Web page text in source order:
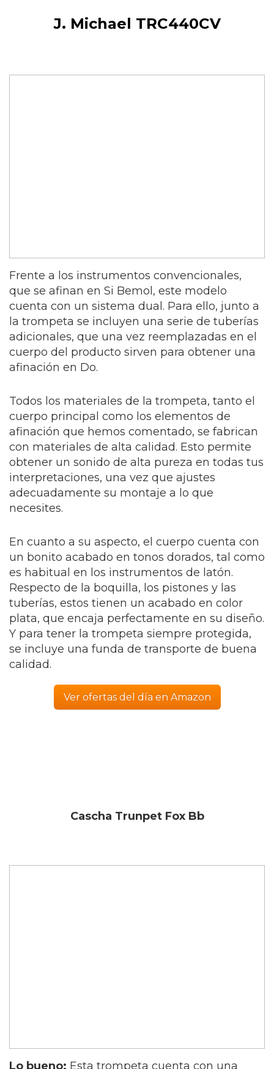
J. Michael TRC440CV
Frente a los instrumentos convencionales,
que se afinan en Si Bemol, este modelo
cuenta con un sistema dual. Para ello, junto a
la trompeta se incluyen una serie de tuberías
adicionales, que una vez reemplazadas en el
cuerpo del producto sirven para obtener una
afinación en Do.
Todos los materiales de la trompeta, tanto el
cuerpo principal como los elementos de
afinación que hemos comentado, se fabrican
con materiales de alta calidad. Esto permite
obtener un sonido de alta pureza en todas tus
interpretaciones, una vez que ajustes
adecuadamente su montaje a lo que
necesites.
En cuanto a su aspecto, el cuerpo cuenta con
un bonito acabado en tonos dorados, tal como
es habitual en los instrumentos de latón.
Respecto de la boquilla, los pistones y las
tuberías, estos tienen un acabado en color
plata, que encaja perfectamente en su diseño.
Y para tener la trompeta siempre protegida,
se incluye una funda de transporte de buena
calidad.
Ver ofertas del día en Amazon
Cascha Trunpet Fox Bb
Lo bueno: Esta trompeta cuenta con una